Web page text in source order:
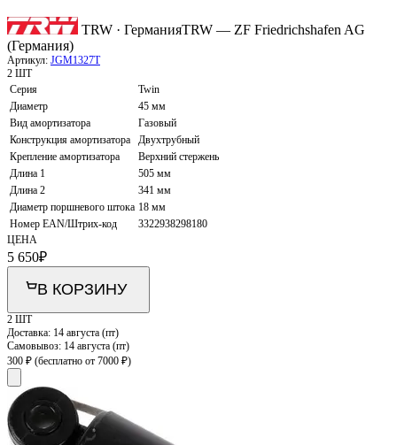
TRW · ГерманияTRW — ZF Friedrichshafen AG
(Германия)
Артикул: JGM1327T
2 ШТ
Серия
Twin
Диаметр
45 мм
Вид амортизатора
Газовый
Конструкция амортизатора
Двухтрубный
Крепление амортизатора
Верхний стержень
Длина 1
505 мм
Длина 2
341 мм
Диаметр поршневого штока 18 мм
Номер EAN/Штрих-код
3322938298180
ЦЕНА
5 650₽
В КОРЗИНУ
2 ШТ
Доставка: 14 августа (пт)
Самовывоз: 14 августа (пт)
300 ₽ (бесплатно от 7000 ₽)